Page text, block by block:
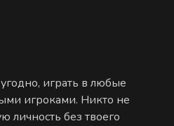
играть в любые
игроками. Никто не
личность без твоего